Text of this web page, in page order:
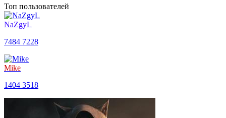
Топ пользователей
NaZgyL
7484 7228
Mike
1404 3518